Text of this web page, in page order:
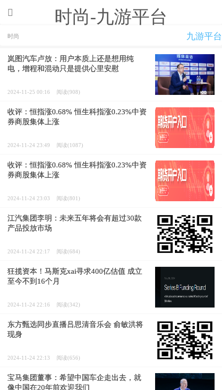
时尚-九游平台
九游平台
时尚
岚图汽车卢放：用户本质上还是想用纯
电，增程和混动只是提供心里安慰
2024-11-25 00:16 阅读(908)
收评：恒指涨0.68% 恒生科指涨0.23%中资
券商股集体上涨
2024-11-24 23:49 阅读(1087)
收评：恒指涨0.68% 恒生科指涨0.23%中资
券商股集体上涨
2024-11-24 23:03 阅读(801)
江汽集团李明：未来五年将会有超过30款
产品投放市场
2024-11-24 22:17 阅读(684)
狂揽资本！马斯克xai寻求400亿估值 成立
至今不到16个月
2024-11-24 22:16 阅读(342)
东方甄选同步直播吕思清音乐会 俞敏洪将
现身
2024-11-24 22:13 阅读(656)
宝马集团董事：希望中国车企走出去，就
像中国在20年前欢迎我们